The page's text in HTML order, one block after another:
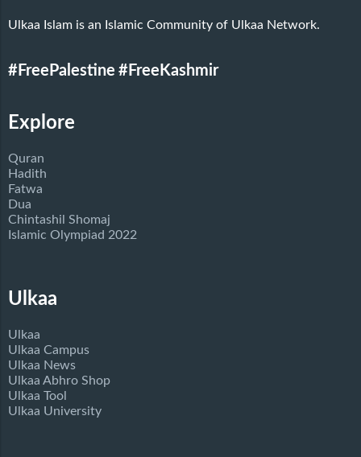
Ulkaa Islam is an Islamic Community of Ulkaa Network.
#FreePalestine #FreeKashmir
Explore
Quran
Hadith
Fatwa
Dua
Chintashil Shomaj
Islamic Olympiad 2022
Ulkaa
Ulkaa
Ulkaa Campus
Ulkaa News
Ulkaa Abhro Shop
Ulkaa Tool
Ulkaa University